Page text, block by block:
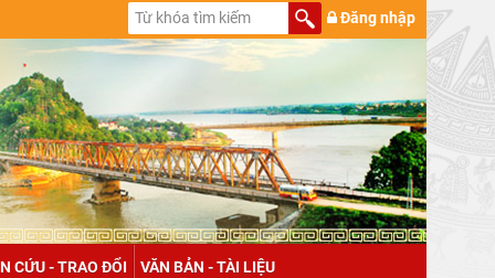
Đăng nhập
CỨU - TRAO ĐỔI VĂN BẢN - TÀI LIỆU